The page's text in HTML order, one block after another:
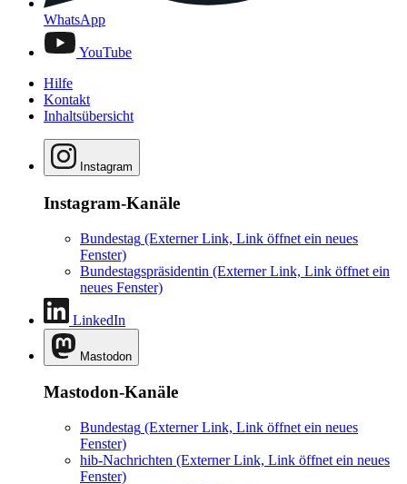
WhatsApp
YouTube
Hilfe
Kontakt
Inhaltsübersicht
Instagram
Instagram-Kanäle
Bundestag (Externer Link, Link öffnet ein neues
Fenster)
Bundestagspräsidentin (Externer Link, Link öffnet ein
neues Fenster)
LinkedIn
Mastodon
Mastodon-Kanäle
Bundestag (Externer Link, Link öffnet ein neues
Fenster)
hib-Nachrichten (Externer Link, Link öffnet ein neues
Fenster)